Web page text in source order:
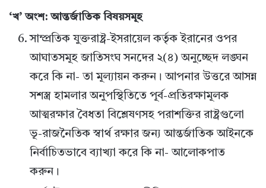
‘খ’ অংশ: আন্তর্জাতিক বিষয়সমূহ
সাম্প্রতিক যুক্তরাষ্ট্র-ইসরায়েল কর্তৃক ইরানের ওপর
আঘাতসমূহ জাতিসংঘ সনদের ২(৪) অনুচ্ছেদ লঙ্ঘন
করে কি না- তা মূল্যায়ন করুন। আপনার উত্তরে আসন্ন
সশস্ত্র হামলার অনুপস্থিতিতে পূর্ব-প্রতিরক্ষামূলক
আত্মরক্ষার বৈধতা বিশ্লেষণসহ পরাশক্তির রাষ্ট্রগুলো
ভূ-রাজনৈতিক স্বার্থ রক্ষার জন্য আন্তর্জাতিক আইনকে
নির্বাচিতভাবে ব্যাখ্যা করে কি না- আলোকপাত
করুন।